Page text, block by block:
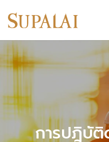
การปฎิบัติ
าส กลยุทธ์และการบริหารจั